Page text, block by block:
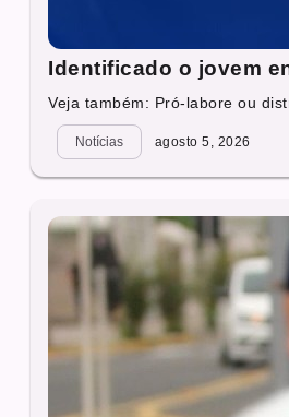
Identificado o jovem
Veja também: Pró‑labore ou
Notícias agosto 5, 2026